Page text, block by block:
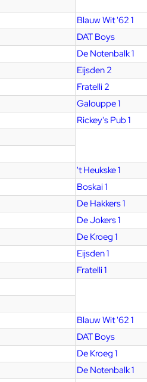
Blauw Wit '62 1
DAT Boys
De Notenbalk 1
Eijsden 2
Fratelli 2
Galouppe 1
Rickey's Pub 1
't Heukske 1
Boskai 1
De Hakkers 1
De Jokers 1
De Kroeg 1
Eijsden 1
Fratelli 1
Blauw Wit '62 1
DAT Boys
De Kroeg 1
De Notenbalk 1